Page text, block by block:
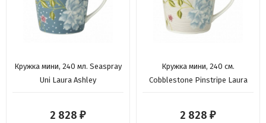
Кружка мини, 240 мл. Seaspray
Uni Laura Ashley
2 828 ₽
Кружка мини, 240 см.
Cobblestone Pinstripe Laura
2 828 ₽